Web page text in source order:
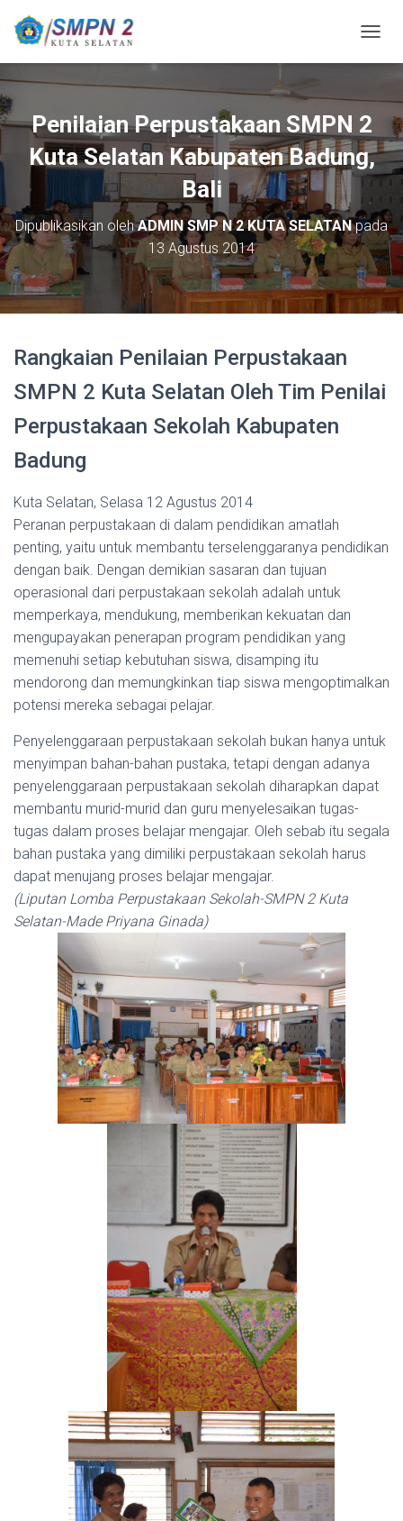
O
L
E
N
A
I
G
A
S
Penilaian Perpustakaan SMPN 2
Kuta Selatan Kabupaten Badung,
Bali
Dipublikasikan olehADMIN SMP N 2 KUTA SELATANpada
13 Agustus 2014
Rangkaian Penilaian Perpustakaan
SMPN 2 Kuta Selatan Oleh Tim Penilai
Perpustakaan Sekolah Kabupaten
Badung
Kuta Selatan, Selasa 12 Agustus 2014
Peranan perpustakaan di dalam pendidikan amatlah
penting, yaitu untuk membantu terselenggaranya pendidikan
dengan baik. Dengan demikian sasaran dan tujuan
operasional dari perpustakaan sekolah adalah untuk
memperkaya, mendukung, memberikan kekuatan dan
mengupayakan penerapan program pendidikan yang
memenuhi setiap kebutuhan siswa, disamping itu
mendorong dan memungkinkan tiap siswa mengoptimalkan
potensi mereka sebagai pelajar.
Penyelenggaraan perpustakaan sekolah bukan hanya untuk
menyimpan bahan-bahan pustaka, tetapi dengan adanya
penyelenggaraan perpustakaan sekolah diharapkan dapat
membantu murid-murid dan guru menyelesaikan tugas-
tugas dalam proses belajar mengajar. Oleh sebab itu segala
bahan pustaka yang dimiliki perpustakaan sekolah harus
dapat menujang proses belajar mengajar.
(Liputan Lomba Perpustakaan Sekolah-SMPN 2 Kuta
Selatan-Made Priyana Ginada)